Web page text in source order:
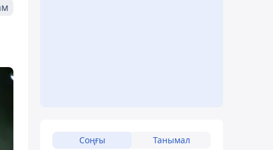
Соңғы Танымал